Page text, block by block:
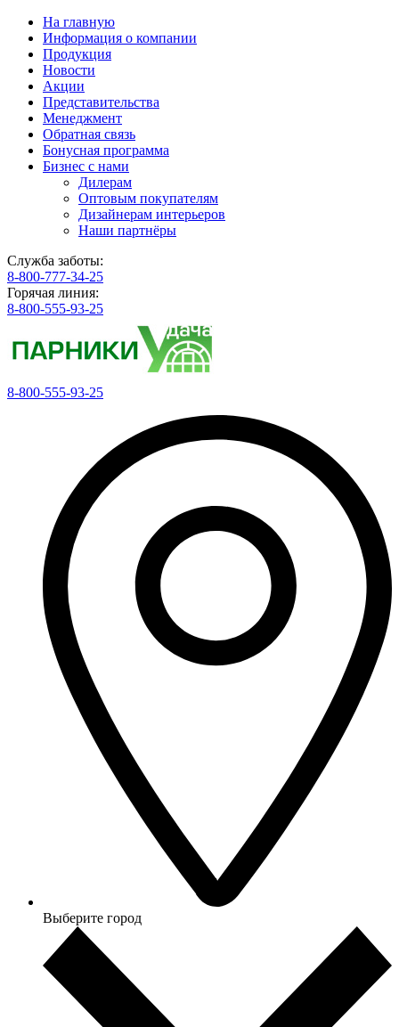
На главную
Информация о компании
Продукция
Новости
Акции
Представительства
Менеджмент
Обратная связь
Бонусная программа
Бизнес с нами
Дилерам
Оптовым покупателям
Дизайнерам интерьеров
Наши партнёры
Служба заботы:
8-800-777-34-25
Горячая линия:
8-800-555-93-25
8-800-555-93-25
Выберите город